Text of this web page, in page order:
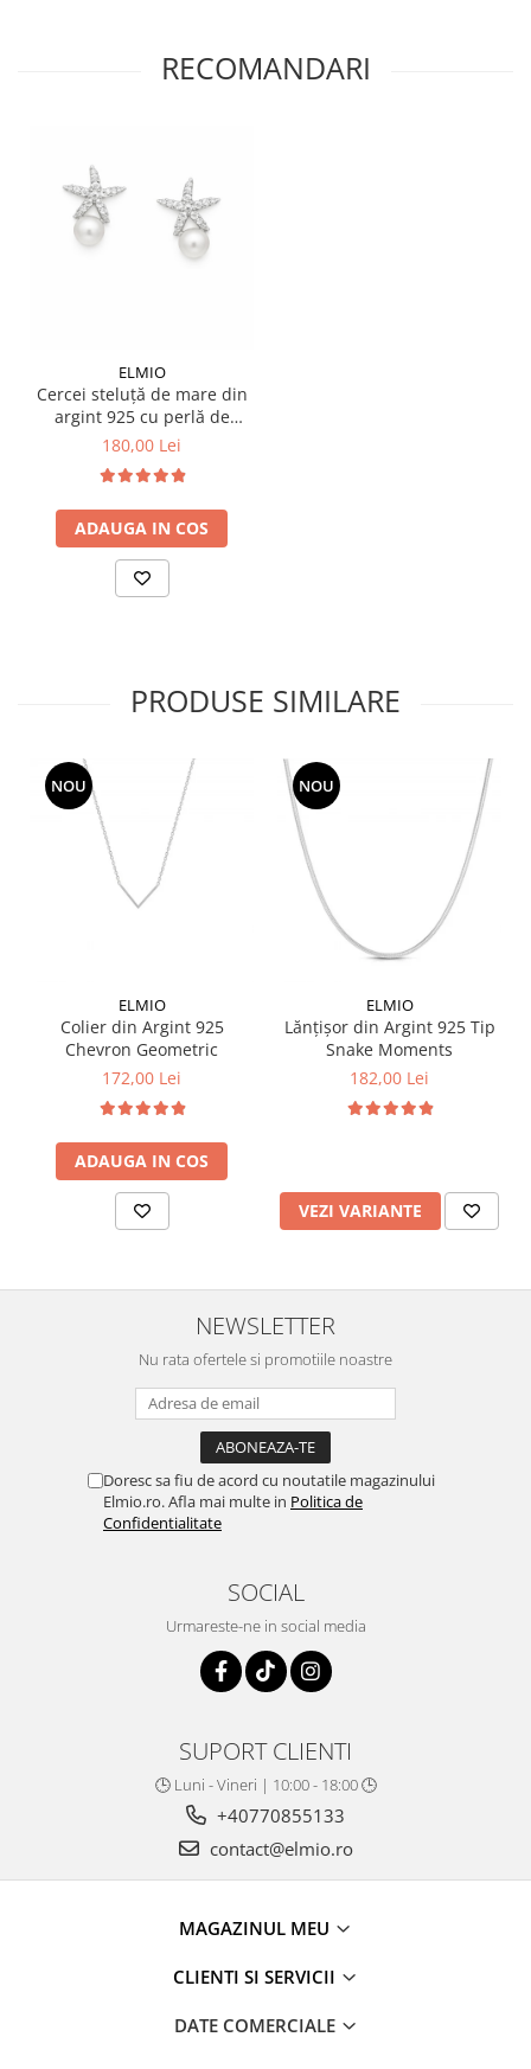
RECOMANDARI
ELMIO
Cercei steluță de mare din
argint 925 cu perlă de
cultură
180,00 Lei
ADAUGA IN COS
PRODUSE SIMILARE
NOU
ELMIO
Colier din Argint 925
Chevron Geometric
172,00 Lei
ADAUGA IN COS
NOU
ELMIO
Lănțișor din Argint 925 Tip
Snake Moments
182,00 Lei
VEZI VARIANTE
NEWSLETTER
Nu rata ofertele si promotiile noastre
Doresc sa fiu de acord cu noutatile magazinului
Elmio.ro. Afla mai multe in Politica de
Confidentialitate
SOCIAL
Urmareste-ne in social media
SUPORT CLIENTI
🕒 Luni - Vineri | 10:00 - 18:00 🕒
+40770855133
contact@elmio.ro
MAGAZINUL MEU
CLIENTI SI SERVICII
DATE COMERCIALE